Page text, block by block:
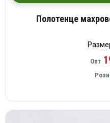
Полотенце
Опт
Розн